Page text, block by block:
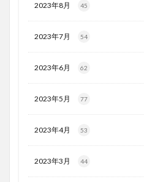
2023年8月 45
2023年7月 54
2023年6月 62
2023年5月 77
2023年4月 53
2023年3月 44